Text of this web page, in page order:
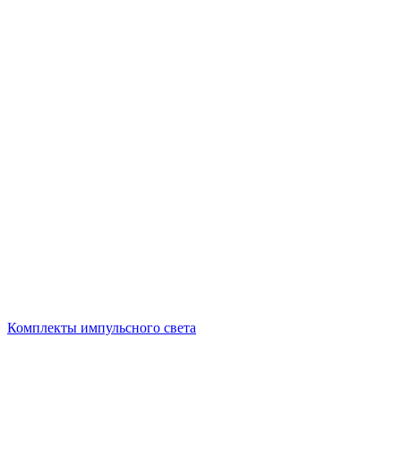
Комплекты импульсного света